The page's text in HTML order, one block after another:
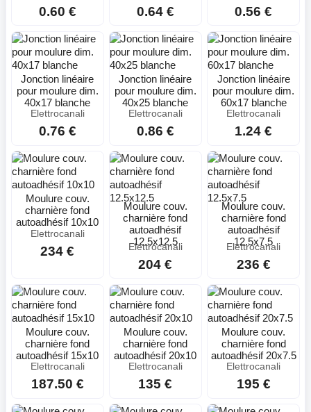
0.60 € 0.64 € 0.56 €
Jonction linéaire
pour moulure dim.
40x17 blanche
Elettrocanali
0.76 €
Jonction linéaire
pour moulure dim.
40x25 blanche
Elettrocanali
0.86 €
Jonction linéaire
pour moulure dim.
60x17 blanche
Elettrocanali
1.24 €
Moulure couv.
charnière fond
autoadhésif 10x10
Elettrocanali
234 €
Moulure couv.
charnière fond
autoadhésif
12.5x12.5
Elettrocanali
204 €
Moulure couv.
charnière fond
autoadhésif
12.5x7.5
Elettrocanali
236 €
Moulure couv.
charnière fond
autoadhésif 15x10
Elettrocanali
187.50 €
Moulure couv.
charnière fond
autoadhésif 20x10
Elettrocanali
135 €
Moulure couv.
charnière fond
autoadhésif 20x7.5
Elettrocanali
195 €